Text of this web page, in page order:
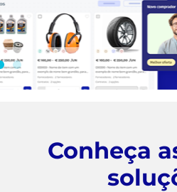
Conheça